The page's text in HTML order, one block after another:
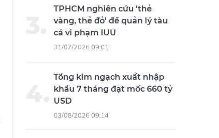
TPHCM nghiên cứu 'thẻ
vàng, thẻ đỏ' để quản lý tàu
cá vi phạm IUU
31/07/2026 09:01
Tổng kim ngạch xuất nhập
khẩu 7 tháng đạt mốc 660 tỷ
USD
03/08/2026 09:14